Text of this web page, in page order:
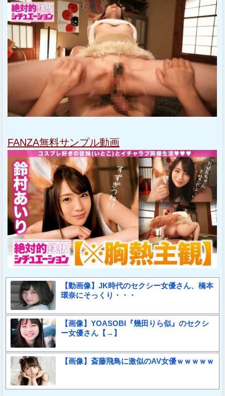
FANZA無料サンプル動画
【動画像】JK時代のセクシー女優さん、橋本
環奈にそっくり・・・
【画像】YOASOBI『幾田りら似』のセクシ
ー女優さん【→】
【画像】斎藤飛鳥に激似のAV女優ｗｗｗｗｗ